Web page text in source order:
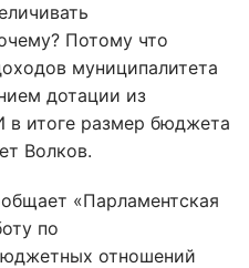
Потому что
муниципалитета
дотации из
итоге размер бюджета
Волков.
«Парламентская
по
отношений